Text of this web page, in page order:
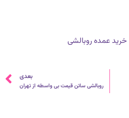
خرید عمده روبالشی
بعدی
روبالشی ساتن قیمت بی واسطه از تهران